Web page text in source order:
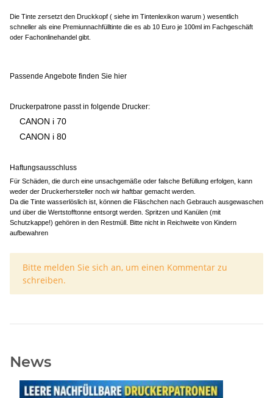
Die Tinte zersetzt den Druckkopf ( siehe im Tintenlexikon warum ) wesentlich
schneller als eine Premiunnachfülltinte die es ab 10 Euro je 100ml im Fachgeschäft
oder Fachonlinehandel gibt.
Passende Angebote finden Sie hier
Druckerpatrone passt in folgende Drucker:
CANON i 70
CANON i 80
Haftungsausschluss
Für Schäden, die durch eine unsachgemäße oder falsche Befüllung erfolgen, kann
weder der Druckerhersteller noch wir haftbar gemacht werden.
Da die Tinte wasserlöslich ist, können die Fläschchen nach Gebrauch ausgewaschen
und über die Wertstofftonne entsorgt werden. Spritzen und Kanülen (mit
Schutzkappe!) gehören in den Restmüll. Bitte nicht in Reichweite von Kindern
aufbewahren
x
Bitte melden Sie sich an, um einen Kommentar zu
schreiben.
News